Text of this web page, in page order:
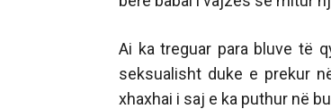
Ai ka treguar para bluve të
seksualisht duke e prekur
xhaxhai i saj e ka puthur në